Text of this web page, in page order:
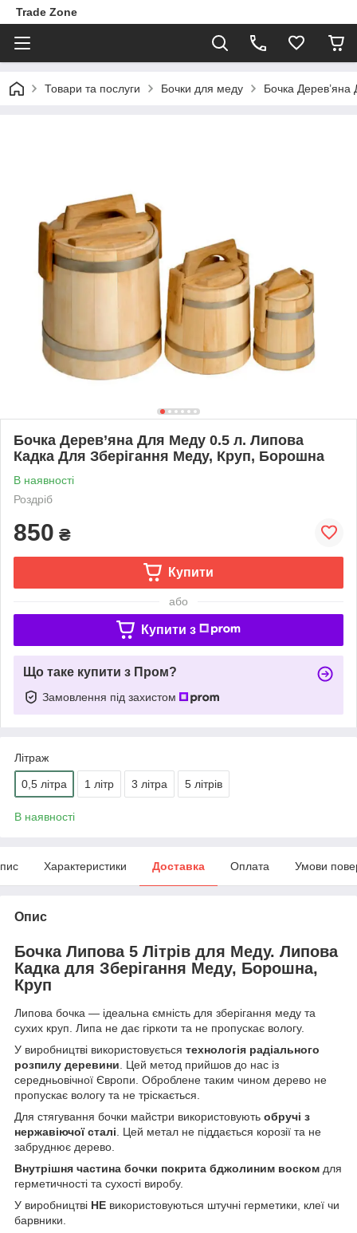
Trade Zone
Товари та послуги Бочки для меду Бочка
Бочка Дерев’яна Для Меду 0.5 л. Липова
Кадка Для Зберігання Меду, Круп, Борошна
В наявності
Роздріб
850 ₴
Купити
або
Купити з
Що таке купити з Пром?
Замовлення під захистом
Літраж
0,5 літра 1 літр 3 літра 5 літрів
В наявності
Характеристики Доставка Оплата Умови
Опис
Бочка Липова 5 Літрів для Меду. Липова
Кадка для Зберігання Меду, Борошна,
Круп
Липова бочка — ідеальна ємність для зберігання меду та
сухих круп. Липа не дає гіркоти та не пропускає вологу.
У виробництві використовується технологія радіального
розпилу деревини. Цей метод прийшов до нас із
середньовічної Європи. Оброблене таким чином дерево не
пропускає вологу та не тріскається.
Для стягування бочки майстри використовують обручі з
нержавіючої сталі. Цей метал не піддається корозії та не
забруднює дерево.
Внутрішня частина бочки покрита бджолиним воском для
герметичності та сухості виробу.
У виробництві НЕ використовуються штучні герметики, клеї чи
барвники.